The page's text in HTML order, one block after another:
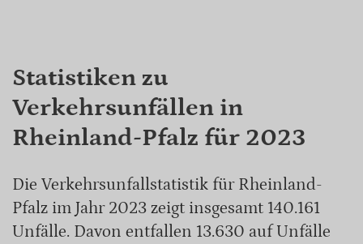
Statistiken zu
Verkehrsunfällen in
Rheinland-Pfalz für 2023
Die Verkehrsunfallstatistik für Rheinland-
Pfalz im Jahr 2023 zeigt insgesamt 140.161
Unfälle. Davon entfallen 13.630 auf Unfälle